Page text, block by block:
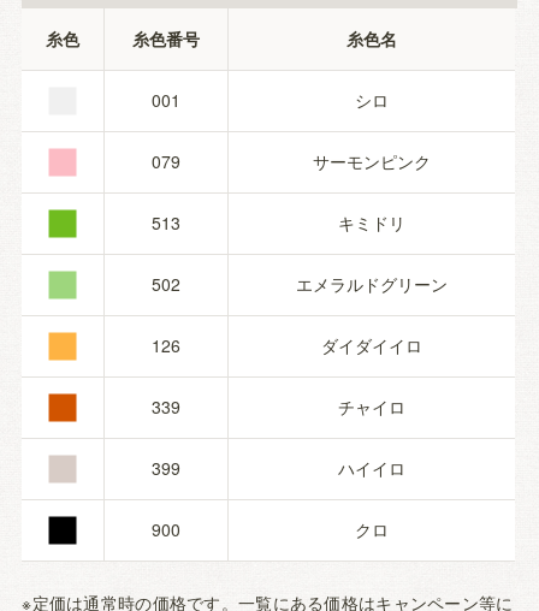
糸色 糸色番号 糸色名
■ 001 シロ
■ 079 サーモンピンク
■ 513 キミドリ
■ 502 エメラルドグリーン
■ 126 ダイダイイロ
■ 339 チャイロ
■ 399 ハイイロ
■ 900 クロ
※定価は通常時の価格です。一覧にある価格はキャンペーン等に